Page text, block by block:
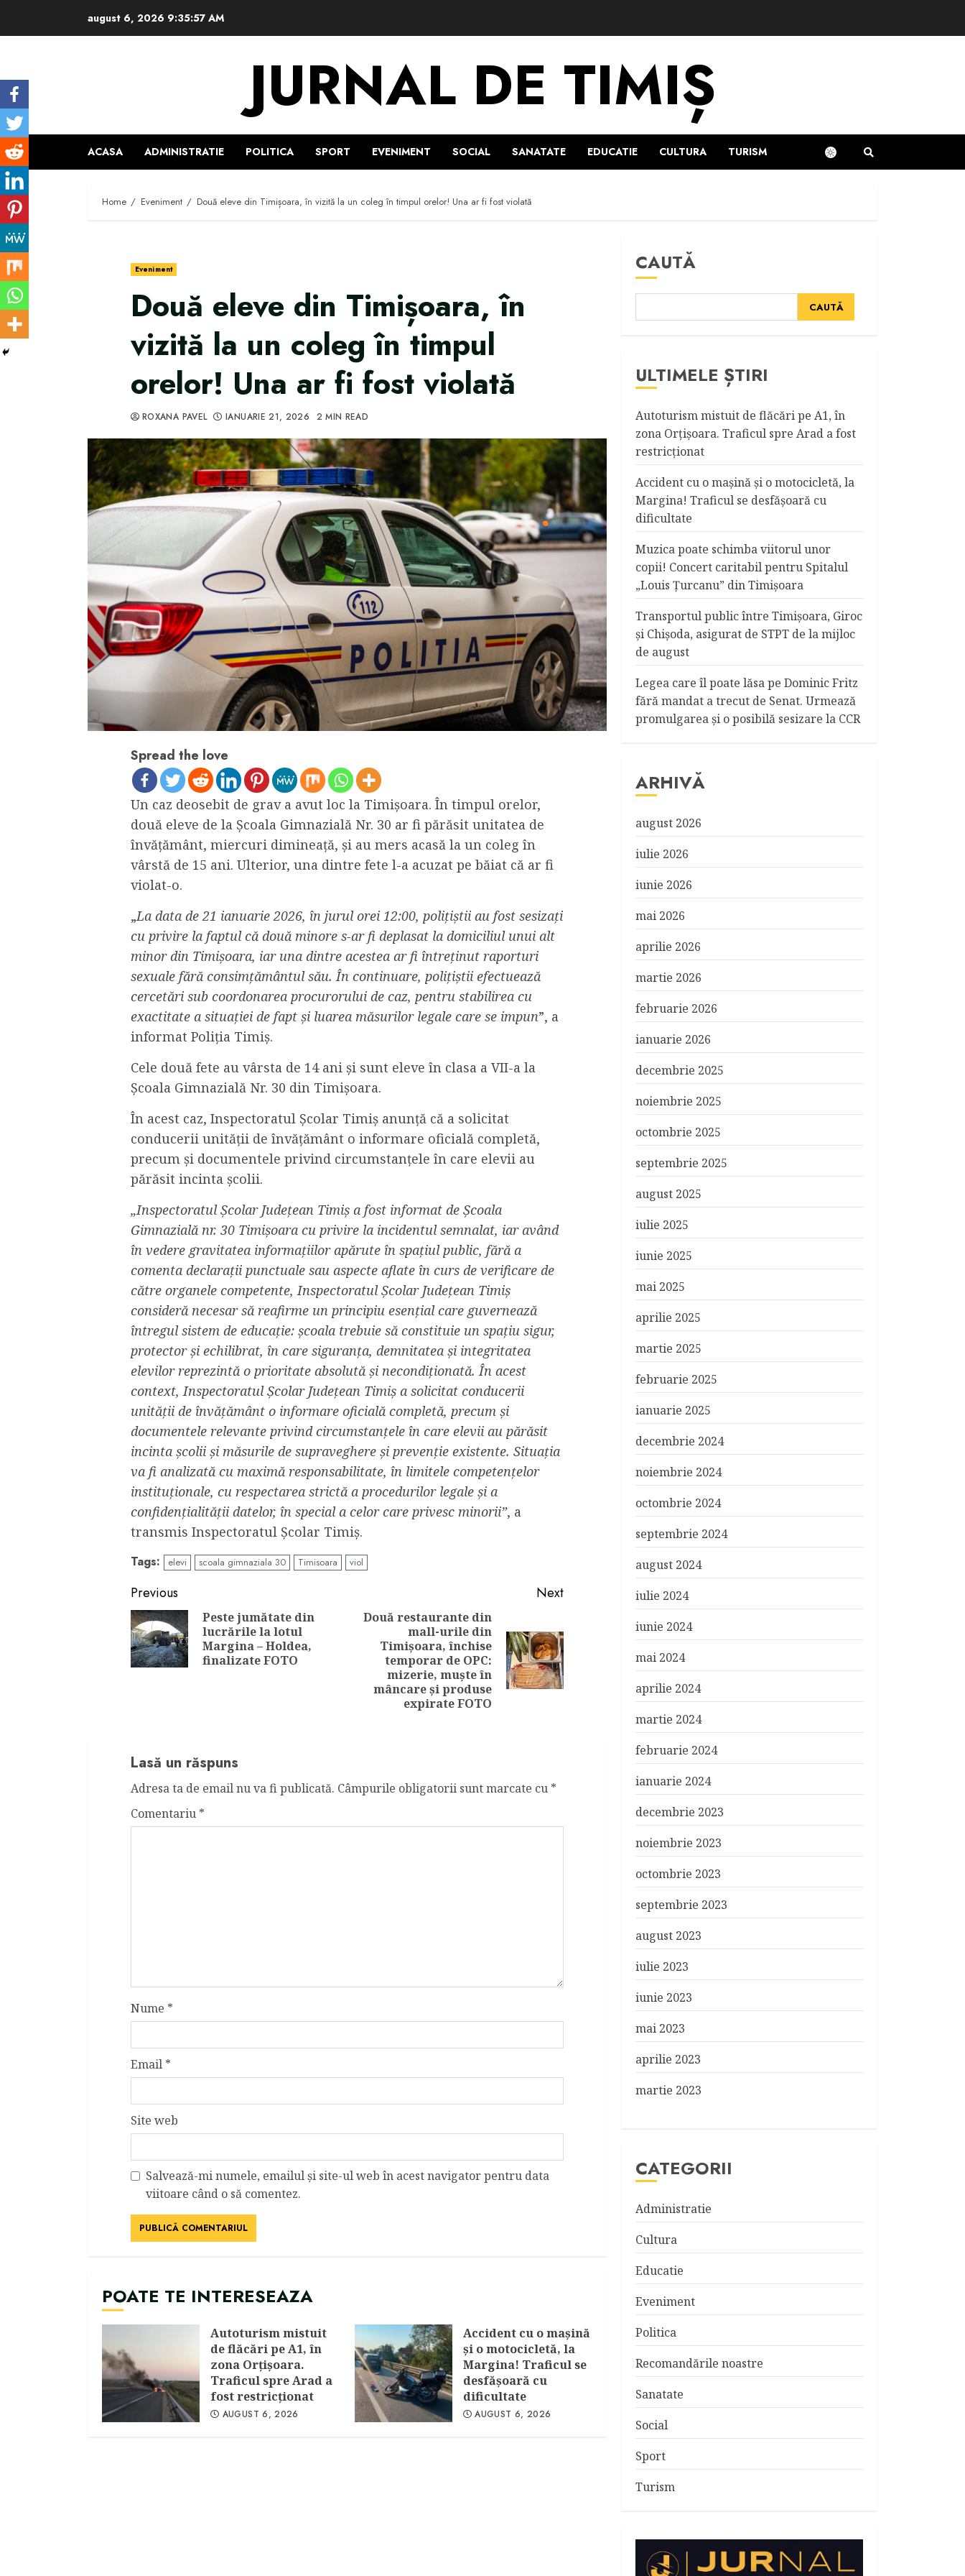
august 6, 2026 9:35:58 AM
JURNAL DE TIMIȘ
ACASA ADMINISTRATIE POLITICA SPORT EVENIMENT SOCIAL SANATATE EDUCATIE CULTURA TURISM
Home Eveniment Două eleve din Timișoara, în vizită la un coleg în timpul orelor! Una ar fi fost violată
Eveniment
Două eleve din Timișoara, în
vizită la un coleg în timpul
orelor! Una ar fi fost violată
ROXANA PAVEL IANUARIE 21, 2026 2 MIN READ
Spread the love
Un caz deosebit de grav a avut loc la Timișoara. În timpul orelor,
două eleve de la Școala Gimnazială Nr. 30 ar fi părăsit unitatea de
învățământ, miercuri dimineață, și au mers acasă la un coleg în
vârstă de 15 ani. Ulterior, una dintre fete l-a acuzat pe băiat că ar fi
violat-o.
„La data de 21 ianuarie 2026, în jurul orei 12:00, polițiștii au fost sesizați
cu privire la faptul că două minore s-ar fi deplasat la domiciliul unui alt
minor din Timișoara, iar una dintre acestea ar fi întreținut raporturi
sexuale fără consimțământul său. În continuare, polițiștii efectuează
cercetări sub coordonarea procurorului de caz, pentru stabilirea cu
exactitate a situației de fapt și luarea măsurilor legale care se impun”, a
informat Poliția Timiș.
Cele două fete au vârsta de 14 ani și sunt eleve în clasa a VII-a la
Școala Gimnazială Nr. 30 din Timișoara.
În acest caz, Inspectoratul Școlar Timiș anunță că a solicitat
conducerii unității de învățământ o informare oficială completă,
precum și documentele privind circumstanțele în care elevii au
părăsit incinta școlii.
„Inspectoratul Școlar Județean Timiș a fost informat de Școala
Gimnazială nr. 30 Timișoara cu privire la incidentul semnalat, iar având
în vedere gravitatea informațiilor apărute în spațiul public, fără a
comenta declarații punctuale sau aspecte aflate în curs de verificare de
către organele competente, Inspectoratul Școlar Județean Timiș
consideră necesar să reafirme un principiu esențial care guvernează
întregul sistem de educație: școala trebuie să constituie un spațiu sigur,
protector și echilibrat, în care siguranța, demnitatea și integritatea
elevilor reprezintă o prioritate absolută și necondiționată. În acest
context, Inspectoratul Școlar Județean Timiș a solicitat conducerii
unității de învățământ o informare oficială completă, precum și
documentele relevante privind circumstanțele în care elevii au părăsit
incinta școlii și măsurile de supraveghere și prevenție existente. Situația
va fi analizată cu maximă responsabilitate, în limitele competențelor
instituționale, cu respectarea strictă a procedurilor legale și a
confidențialității datelor, în special a celor care privesc minorii”, a
transmis Inspectoratul Școlar Timiș.
Tags: elevi scoala gimnaziala 30 Timisoara viol
Continue
Reading
Previous
Peste jumătate din
lucrările la lotul
Margina – Holdea,
finalizate FOTO
Next
Două restaurante din
mall-urile din
Timișoara, închise
temporar de OPC:
mizerie, muște în
mâncare și produse
expirate FOTO
Lasă un răspuns
Adresa ta de email nu va fi publicată. Câmpurile obligatorii sunt marcate cu *
Comentariu *
Nume *
Email *
Site web
Salvează-mi numele, emailul și site-ul web în acest navigator pentru data
viitoare când o să comentez.
POATE TE INTERESEAZA
Autoturism mistuit
de flăcări pe A1, în
zona Orțișoara.
Traficul spre Arad a
fost restricționat
AUGUST 6, 2026
Accident cu o maşină
şi o motocicletă, la
Margina! Traficul se
desfăşoară cu
dificultate
AUGUST 6, 2026
CAUTĂ
CAUTĂ
ULTIMELE ȘTIRI
Autoturism mistuit de flăcări pe A1, în
zona Orțișoara. Traficul spre Arad a fost
restricționat
Accident cu o maşină şi o motocicletă, la
Margina! Traficul se desfăşoară cu
dificultate
Muzica poate schimba viitorul unor
copii! Concert caritabil pentru Spitalul
„Louis Ţurcanu” din Timişoara
Transportul public între Timişoara, Giroc
şi Chişoda, asigurat de STPT de la mijloc
de august
Legea care îl poate lăsa pe Dominic Fritz
fără mandat a trecut de Senat. Urmează
promulgarea și o posibilă sesizare la CCR
ARHIVĂ
august 2026
iulie 2026
iunie 2026
mai 2026
aprilie 2026
martie 2026
februarie 2026
ianuarie 2026
decembrie 2025
noiembrie 2025
octombrie 2025
septembrie 2025
august 2025
iulie 2025
iunie 2025
mai 2025
aprilie 2025
martie 2025
februarie 2025
ianuarie 2025
decembrie 2024
noiembrie 2024
octombrie 2024
septembrie 2024
august 2024
iulie 2024
iunie 2024
mai 2024
aprilie 2024
martie 2024
februarie 2024
ianuarie 2024
decembrie 2023
noiembrie 2023
octombrie 2023
septembrie 2023
august 2023
iulie 2023
iunie 2023
mai 2023
aprilie 2023
martie 2023
CATEGORII
Administratie
Cultura
Educatie
Eveniment
Politica
Recomandările noastre
Sanatate
Social
Sport
Turism